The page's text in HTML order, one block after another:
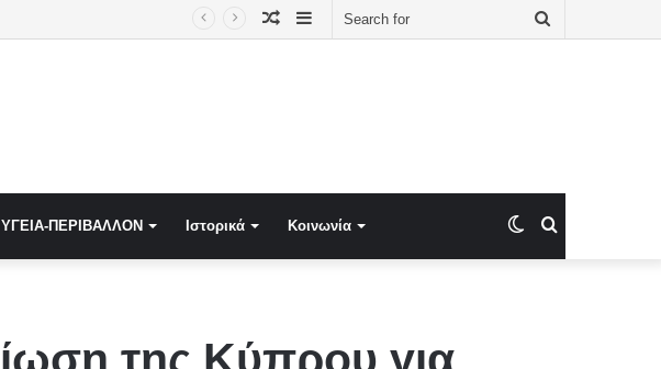
Sidebar
Random
ΥΓΕΙΑ-ΠΕΡΙΒΑΛΛΟΝ Ιστορικά Κοινωνία Switch